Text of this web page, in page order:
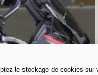
le stockage de cookies sur